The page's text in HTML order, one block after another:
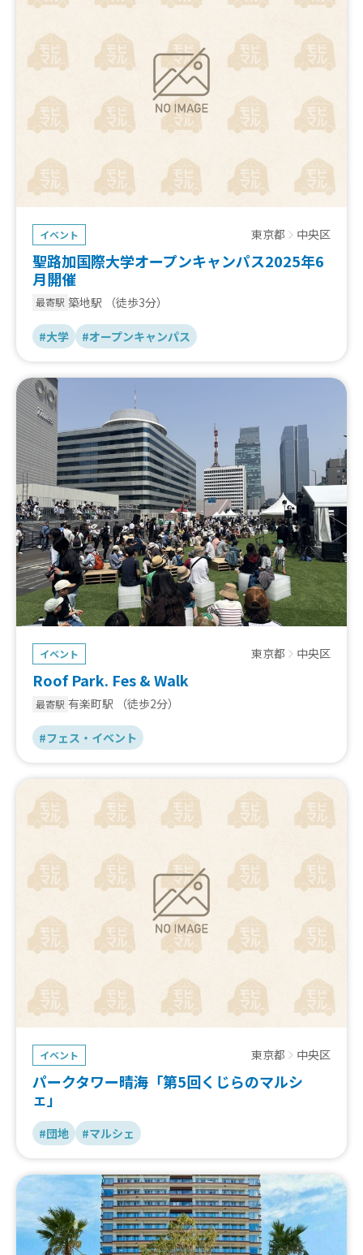
イベント 東京都 中央区
聖路加国際大学オープンキャンパス2025年6
月開催
最寄駅 築地駅 （徒歩3分）
#大学 #オープンキャンパス
イベント 東京都 中央区
Roof Park. Fes & Walk
最寄駅 有楽町駅 （徒歩2分）
#フェス・イベント
イベント 東京都 中央区
パークタワー晴海「第5回くじらのマルシ
ェ」
#団地 #マルシェ